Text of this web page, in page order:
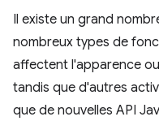
Il existe un grand
nombreux types de
affectent l'apparence
tandis que d'autres
que de nouvelles API